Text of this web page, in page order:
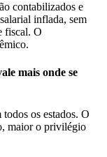
contabilizados e
inflada, sem
fiscal. O
mais onde se
os estados. O
maior o privilégio